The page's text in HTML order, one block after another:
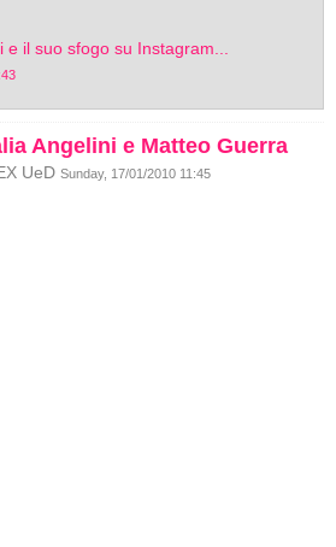
e il suo sfogo su Instagram...
Angelini e Matteo Guerra
UeD Sunday, 17/01/2010 11:45